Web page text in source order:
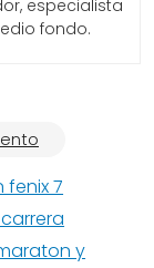
especialista
fondo.
fenix 7
y